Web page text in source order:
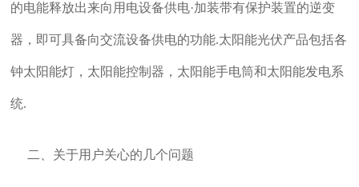
的电能释放出来向用电设备供电·加装带有保护装置的逆变
器，即可具备向交流设备供电的功能.太阳能光伏产品包括各
钟太阳能灯，太阳能控制器，太阳能手电筒和太阳能发电系
统.
二、关于用户关心的几个问题